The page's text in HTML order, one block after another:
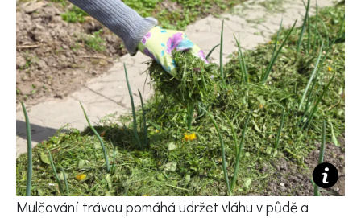
KVÍZY A TESTY
Mulčování trávou pomáhá udržet vláhu v půdě a